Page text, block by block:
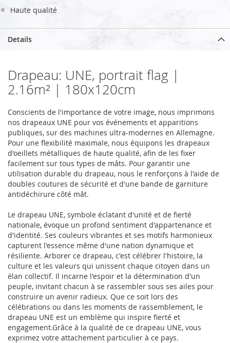
Haute qualité
Details
Drapeau: UNE, portrait flag |
2.16m² | 180x120cm
Conscients de l'importance de votre image, nous imprimons
nos drapeaux UNE pour vos événements et apparitions
publiques, sur des machines ultra-modernes en Allemagne.
Pour une flexibilité maximale, nous équipons les drapeaux
d'oeillets métalliques de haute qualité, afin de les fixer
facilement sur tous types de mâts. Pour garantir une
utilisation durable du drapeau, nous le renforçons à l'aide de
doubles coutures de sécurité et d'une bande de garniture
antidéchirure côté mât.
Le drapeau UNE, symbole éclatant d'unité et de fierté
nationale, évoque un profond sentiment d'appartenance et
d'identité. Ses couleurs vibrantes et ses motifs harmonieux
capturent l'essence même d'une nation dynamique et
résiliente. Arborer ce drapeau, c'est célébrer l'histoire, la
culture et les valeurs qui unissent chaque citoyen dans un
élan collectif. Il incarne l'espoir et la détermination d'un
peuple, invitant chacun à se rassembler sous ses ailes pour
construire un avenir radieux. Que ce soit lors des
célébrations ou dans les moments de rassemblement, le
drapeau UNE est un emblème qui inspire fierté et
engagement.Grâce à la qualité de ce drapeau UNE, vous
exprimez votre attachement particulier à ce pays.